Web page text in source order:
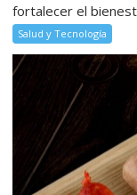
fortalecer el
Salud y Tecnología